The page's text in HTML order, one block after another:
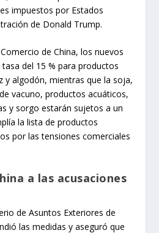
impuestos por Estados
de Donald Trump.
de China, los nuevos
del 15 % para productos
y algodón, mientras que la soja,
vacuno, productos acuáticos,
y sorgo estarán sujetos a un
la lista de productos
por las tensiones comerciales
a las acusaciones
de Asuntos Exteriores de
las medidas y aseguró que